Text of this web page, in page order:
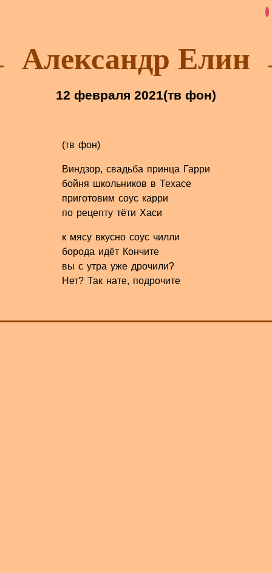
Александр Елин
12 февраля 2021(тв фон)
(тв фон)
Виндзор, свадьба принца Гарри
бойня школьников в Техасе
приготовим соус карри
по рецепту тёти Хаси
к мясу вкусно соус чилли
борода идёт Кончите
вы с утра уже дрочили?
Нет? Так нате, подрочите